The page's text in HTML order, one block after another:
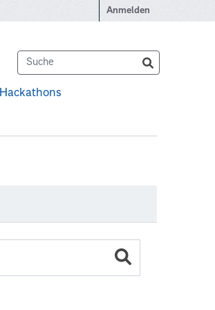
Anmelden
Hackathons